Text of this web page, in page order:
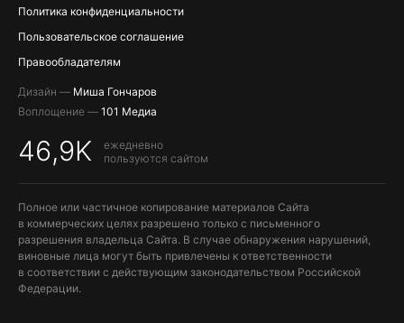
Политика конфиденциальности
Пользовательское соглашение
Правообладателям
Дизайн — Миша Гончаров
Воплощение — 101 Медиа
46,9K
ежедневно
пользуются сайтом
Полное или частичное копирование материалов Сайта
в коммерческих целях разрешено только с письменного
разрешения владельца Сайта. В случае обнаружения нарушений,
виновные лица могут быть привлечены к ответственности
в соответствии с действующим законодательством Российской
Федерации.